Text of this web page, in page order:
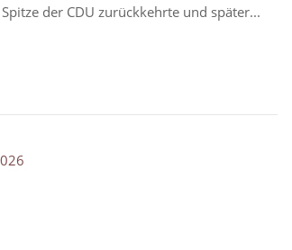
der CDU zurückkehrte und später...